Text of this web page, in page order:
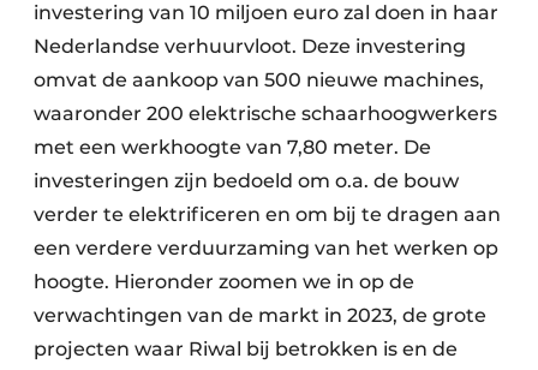
investering van 10 miljoen euro zal doen in haar
Nederlandse verhuurvloot. Deze investering
omvat de aankoop van 500 nieuwe machines,
waaronder 200 elektrische schaarhoogwerkers
met een werkhoogte van 7,80 meter. De
investeringen zijn bedoeld om o.a. de bouw
verder te elektrificeren en om bij te dragen aan
een verdere verduurzaming van het werken op
hoogte. Hieronder zoomen we in op de
verwachtingen van de markt in 2023, de grote
projecten waar Riwal bij betrokken is en de